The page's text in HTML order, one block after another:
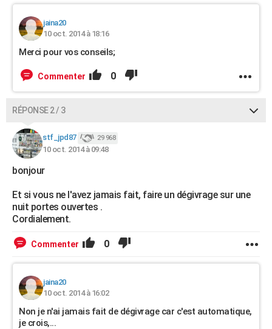
jaina20
10 oct. 2014 à 18:16
Merci pour vos conseils;
Commenter 0
RÉPONSE 2 / 3
stf_jpd87 29 968
10 oct. 2014 à 09:48
bonjour
Et si vous ne l'avez jamais fait, faire un dégivrage sur une
nuit portes ouvertes .
Cordialement.
Commenter 0
jaina20
10 oct. 2014 à 16:02
Non je n'ai jamais fait de dégivrage car c'est automatique,
je crois,...